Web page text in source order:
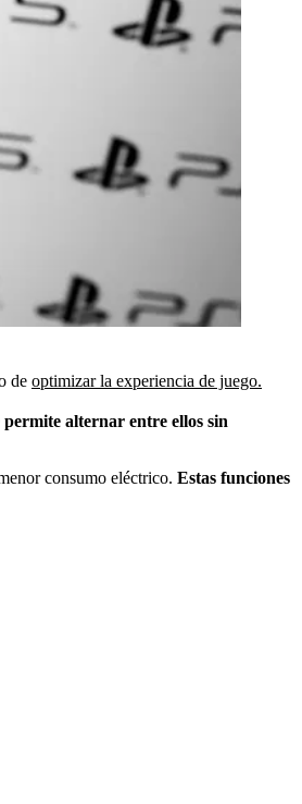
de optimizar la experiencia de juego.
permite alternar entre ellos sin
consumo eléctrico. Estas funciones